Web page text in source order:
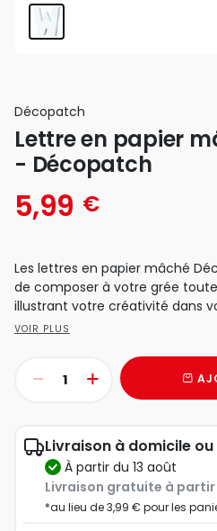
Décopatch
Lettre en papier
- Décopatch
5,99 €
Les lettres en papier mâché
de composer à votre grée
illustrant votre créativité dans
VOIR PLUS
Livraison à domicile
à partir du 13 août
Livraison gratuite à
*au lieu de 3,99 € pour les